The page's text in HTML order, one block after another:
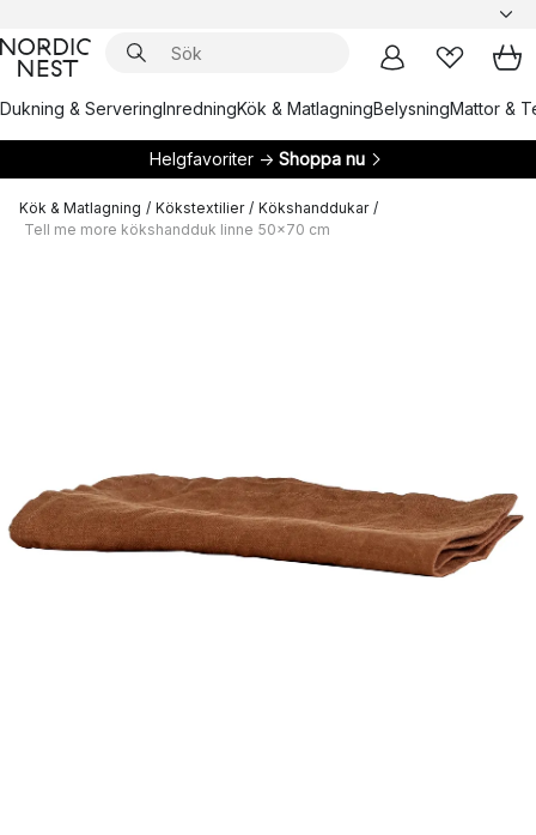
Dukning & ServeringInredningKök & MatlagningBelysningMattor &
Helgfavoriter → Shoppa nu
Kök & Matlagning / Kökstextilier / Kökshanddukar /
Tell me more kökshandduk linne 50x70 cm